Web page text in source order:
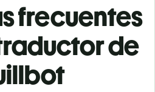
frecuentes
de